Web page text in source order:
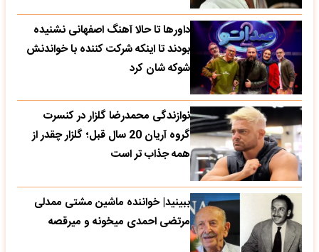
داورها تا حالا آهنگ اصفهانی نشنیده
بودند تا اینکه شرکت کننده با خواندنش
شوکه شان کرد
نوازندگی محمدرضا گلزار در کنسرت
گروه آریان 20 سال قبل؛ گلزار چقدر از
همه جذاب تر است
ببینید| خواننده ماشین مشتی ممدلی
مرتضی احمدی میخونه و میرقصه